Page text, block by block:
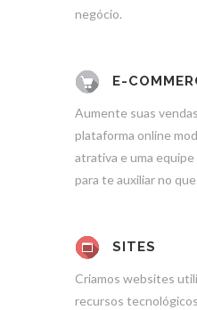
negócio.
E-
Aumente suas
plataforma online
atrativa e uma
para te auxiliar no
SITES
Criamos websites
recursos